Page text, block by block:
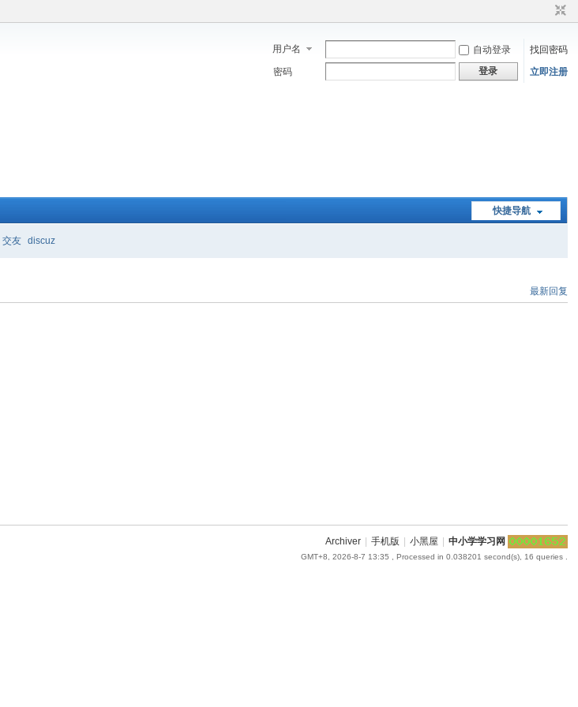
用户名 自动登录
找回密码
密码
登录 立即注册
快捷导航
交友 discuz
最新回复
Archiver 手机版 小黑屋 中小学学习网
GMT+8, 2026-8-7 13:35 , Processed in 0.038201 second(s), 16 queries .